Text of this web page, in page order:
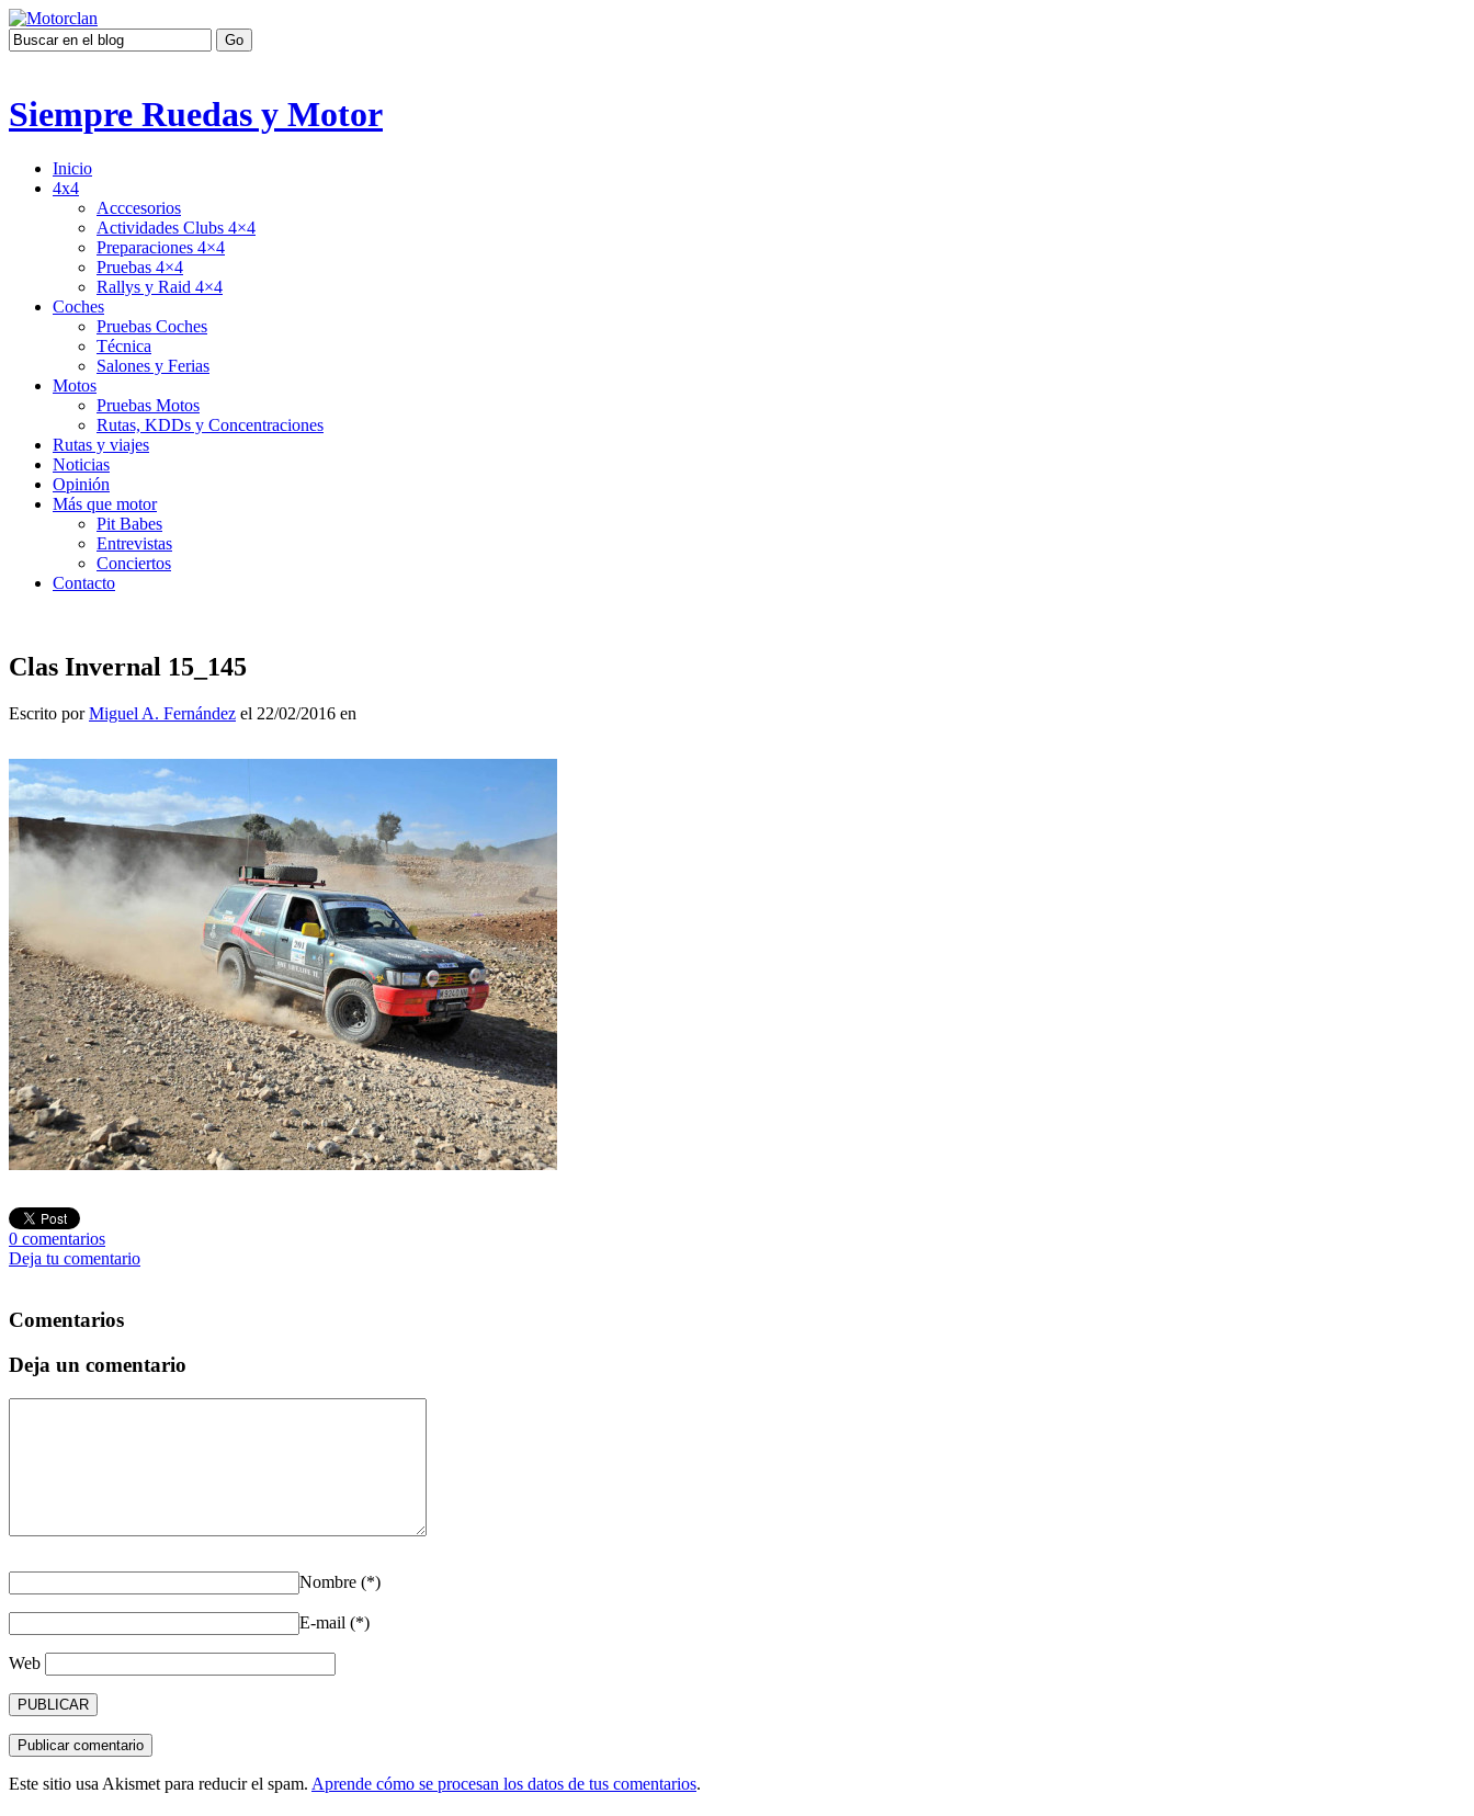
Siempre Ruedas y Motor
Inicio
4x4
Acccesorios
Actividades Clubs 4×4
Preparaciones 4×4
Pruebas 4×4
Rallys y Raid 4×4
Coches
Pruebas Coches
Técnica
Salones y Ferias
Motos
Pruebas Motos
Rutas, KDDs y Concentraciones
Rutas y viajes
Noticias
Opinión
Más que motor
Pit Babes
Entrevistas
Conciertos
Contacto
Clas Invernal 15_145
Escrito porMiguel A. Fernández el 22/02/2016 en
0 comentarios
Deja tu comentario
Comentarios
Deja un comentario
Nombre (*)
E-mail (*)
Web
Este sitio usa Akismet para reducir el spam. Aprende cómo se procesan los datos de tus comentarios.